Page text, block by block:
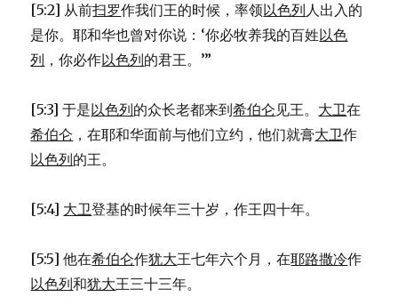
[5:2] 从前扫罗作我们王的时候，率领以色列人出入的
是你。耶和华也曾对你说：‘你必牧养我的百姓以色
列 ，你必作以色列的君王。’”
[5:3] 于是以色列的众长老都来到希伯仑 见王。 大卫在
希伯仑 ，在耶和华面前与他们立约，他们就膏大卫作
以色列的王。
[5:4] 大卫登基的时候年三十岁，作王四十年。
[5:5] 他在希伯仑作犹大王七年六个月，在耶路撒冷作
以色列和犹大王三十三年。